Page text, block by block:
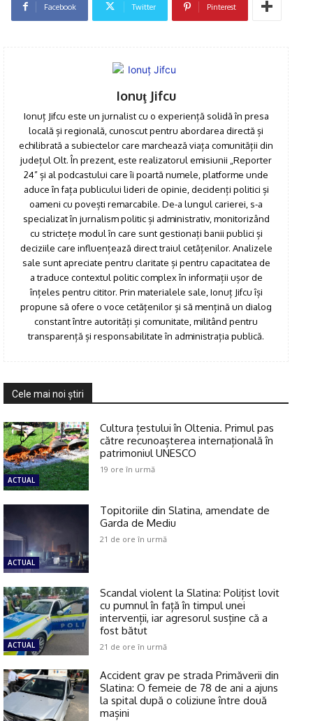
Facebook Twitter Pinterest
Ionuţ Jifcu
Ionuț Jifcu este un jurnalist cu o experiență solidă în presa
locală și regională, cunoscut pentru abordarea directă și
echilibrată a subiectelor care marchează viața comunității din
județul Olt. În prezent, este realizatorul emisiunii „Reporter
24” și al podcastului care îi poartă numele, platforme unde
aduce în fața publicului lideri de opinie, decidenți politici și
oameni cu povești remarcabile. De-a lungul carierei, s-a
specializat în jurnalism politic și administrativ, monitorizând
cu strictețe modul în care sunt gestionați banii publici și
deciziile care influențează direct traiul cetățenilor. Analizele
sale sunt apreciate pentru claritate și pentru capacitatea de
a traduce contextul politic complex în informații ușor de
înțeles pentru cititor. Prin materialele sale, Ionuț Jifcu își
propune să ofere o voce cetățenilor și să mențină un dialog
constant între autorități și comunitate, militând pentru
transparență și responsabilitate în administrația publică.
Cele mai noi ştiri
ACTUAL
Cultura țestului în Oltenia. Primul pas
către recunoașterea internațională în
patrimoniul UNESCO
19 ore în urmă
ACTUAL
Topitoriile din Slatina, amendate de
Garda de Mediu
21 de ore în urmă
ACTUAL
Scandal violent la Slatina: Polițist lovit
cu pumnul în față în timpul unei
intervenții, iar agresorul susține că a
fost bătut
21 de ore în urmă
Accident grav pe strada Primăverii din
Slatina: O femeie de 78 de ani a ajuns
la spital după o coliziune între două
mașini